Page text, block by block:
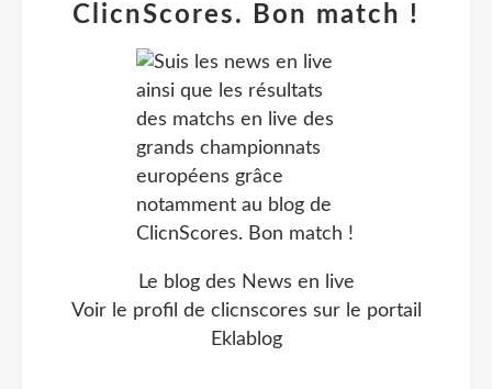
ClicnScores. Bon match !
Le blog des News en live
Voir le profil de clicnscores sur le portail
Eklablog